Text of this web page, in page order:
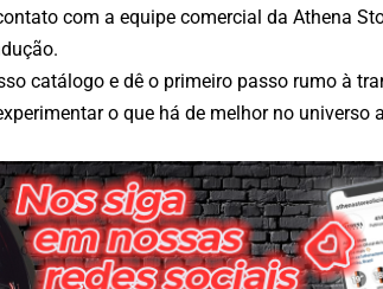
com a equipe comercial da Athena
catálogo e dê o primeiro passo rumo à
o que há de melhor no universo